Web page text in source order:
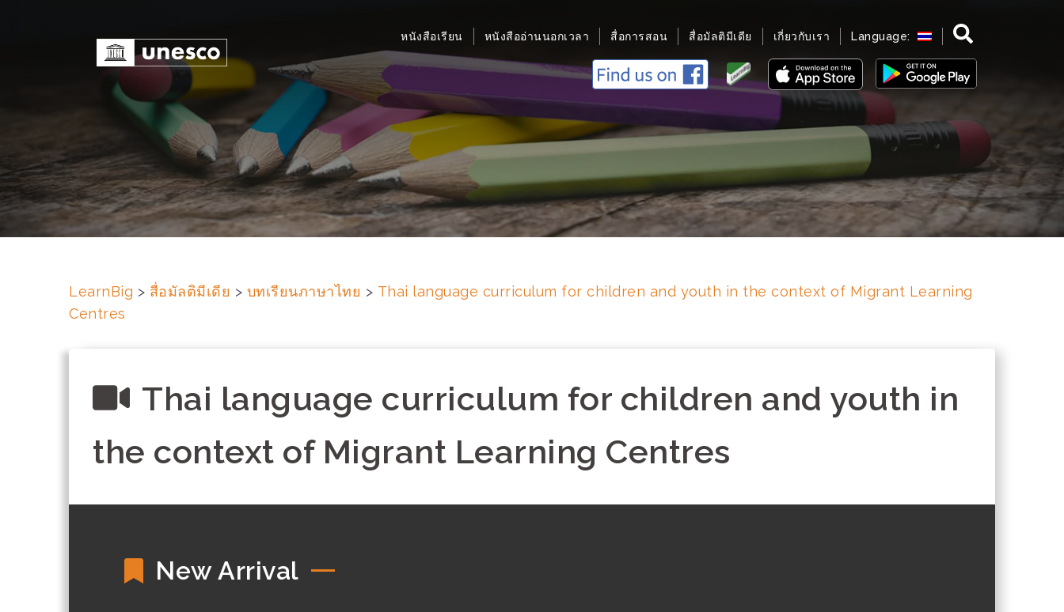
n
t
e
หนังสือเรียน หนังสืออ่านนอกเวลา สื่อการสอน สื่อมัลติมีเดีย เกี่ยวกับเรา Language:
LearnBig > สื่อมัลติมีเดีย > บทเรียนภาษาไทย > Thai language curriculum for children and youth in the context of Migrant Learning
Centres
Thai language curriculum for children and youth in
the context of Migrant Learning Centres
New Arrival